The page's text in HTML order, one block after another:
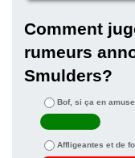
Comment
rumeurs
Smulders?
Bof, si ça en
Affligeantes et de